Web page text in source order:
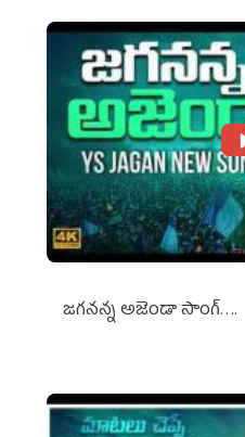
జగనన్న అజెండా సాంగ్….